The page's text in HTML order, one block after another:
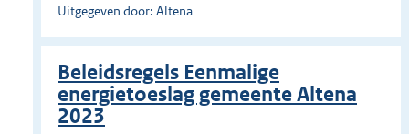
Uitgegeven door: Altena
Beleidsregels Eenmalige
energietoeslag gemeente Altena
2023